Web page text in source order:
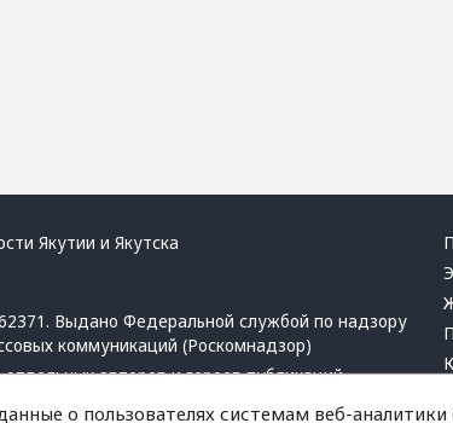
Якутии и Якутска
Выдано Федеральной службой по надзору
коммуникаций (Роскомнадзор)
авторов и героев публикаций.
ссылка на сайт.
о пользователях системам веб-